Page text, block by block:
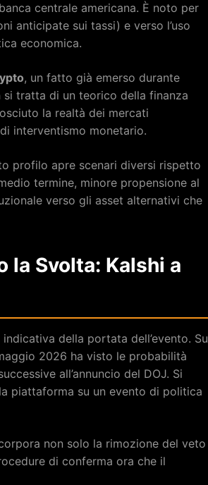
centrale americana. È noto per
anticipate sui tassi) e verso l’uso
economica.
, un fatto già emerso durante
si tratta di un teorico della finanza
la realtà dei mercati
interventismo monetario.
profilo apre scenari diversi rispetto
termine, minore propensione al
verso gli asset alternativi che
la Svolta: Kalshi a
della portata dell’evento. Su
2026 ha visto le probabilità
all’annuncio del DOJ. Si
piattaforma su un evento di politica
non solo la rimozione del veto
di conferma ora che il